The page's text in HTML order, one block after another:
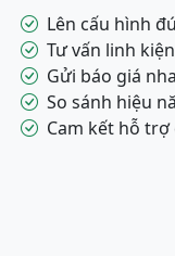
Lên cấu hình
Tư vấn linh
Gửi báo giá
So sánh hiệu
Cam kết hỗ